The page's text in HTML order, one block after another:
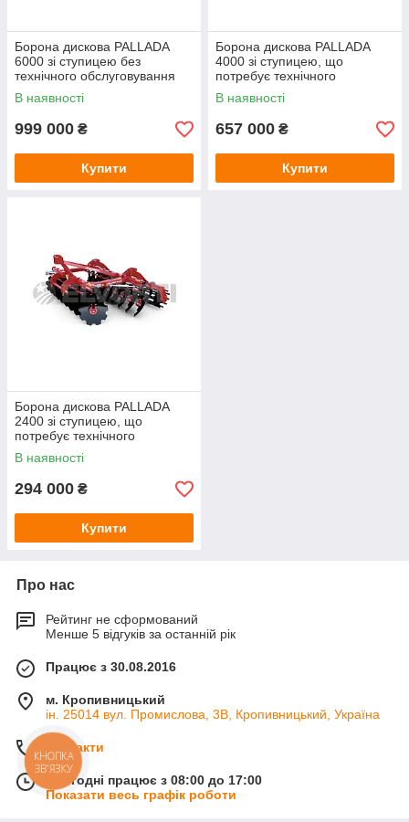
Борона дискова PALLADA
6000 зі ступицею без
технічного обслуговування
В наявності
999 000 ₴
Купити
Борона дискова PALLADA
4000 зі ступицею, що
потребує технічного
обслуговування
В наявності
657 000 ₴
Купити
Борона дискова PALLADA
2400 зі ступицею, що
потребує технічного
обслуговування
В наявності
294 000 ₴
Купити
Про нас
Рейтинг не сформований
Менше 5 відгуків за останній рік
Працює з 30.08.2016
м. Кропивницький
ін. 25014 вул. Промислова, 3В, Кропивницький, Україна
Контакти
Сьогодні працює з 08:00 до 17:00
Показати весь графік роботи
КНОПКА
ЗВ'ЯЗКУ